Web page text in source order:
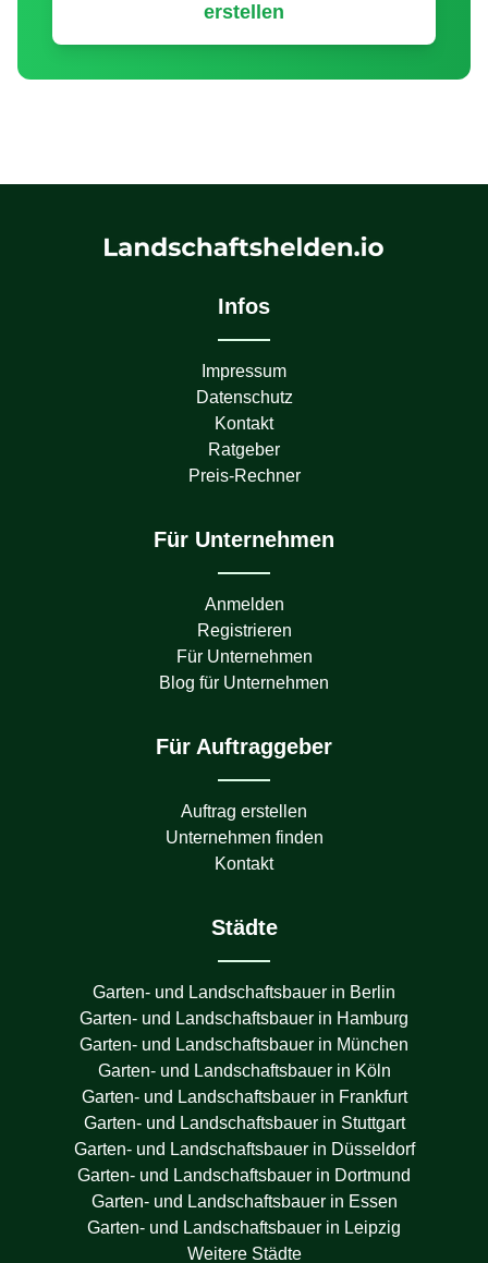
erstellen
Infos
Impressum
Datenschutz
Kontakt
Ratgeber
Preis-Rechner
Für Unternehmen
Anmelden
Registrieren
Für Unternehmen
Blog für Unternehmen
Für Auftraggeber
Auftrag erstellen
Unternehmen finden
Kontakt
Städte
Garten- und Landschaftsbauer in Berlin
Garten- und Landschaftsbauer in Hamburg
Garten- und Landschaftsbauer in München
Garten- und Landschaftsbauer in Köln
Garten- und Landschaftsbauer in Frankfurt
Garten- und Landschaftsbauer in Stuttgart
Garten- und Landschaftsbauer in Düsseldorf
Garten- und Landschaftsbauer in Dortmund
Garten- und Landschaftsbauer in Essen
Garten- und Landschaftsbauer in Leipzig
Weitere Städte